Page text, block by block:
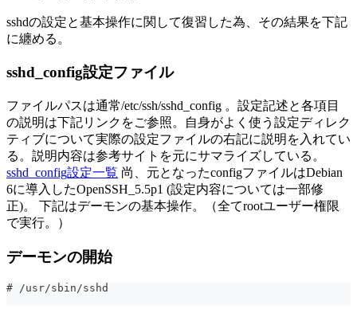
sshdの設定と基本操作に関して復習した為、その結果を下記
に纏める。
sshd_config設定ファイル
ファイルパスは通常/etc/ssh/sshd_config 。設定記述と各項目
の説明は下記リンクをご参照。自身がよく使う設定ディレク
ティブについて実際の設定ファイルの右記に説明を入れてい
る。説明内容は参考サイトを元にサマライズしている。
sshd_config設定一覧 尚、元となったconfigファイルはDebian
6に導入したOpenSSH_5.5p1 (設定内容については一部修
正)。 下記はデーモンの基本操作。（全てrootユーザー権限
で実行。）
デーモンの開始
# /usr/sbin/sshd